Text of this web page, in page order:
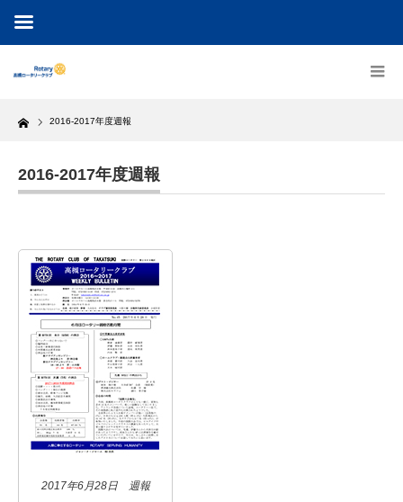
Home 2016-2017年度週報
2016-2017年度週報
2017年6月28日 週報